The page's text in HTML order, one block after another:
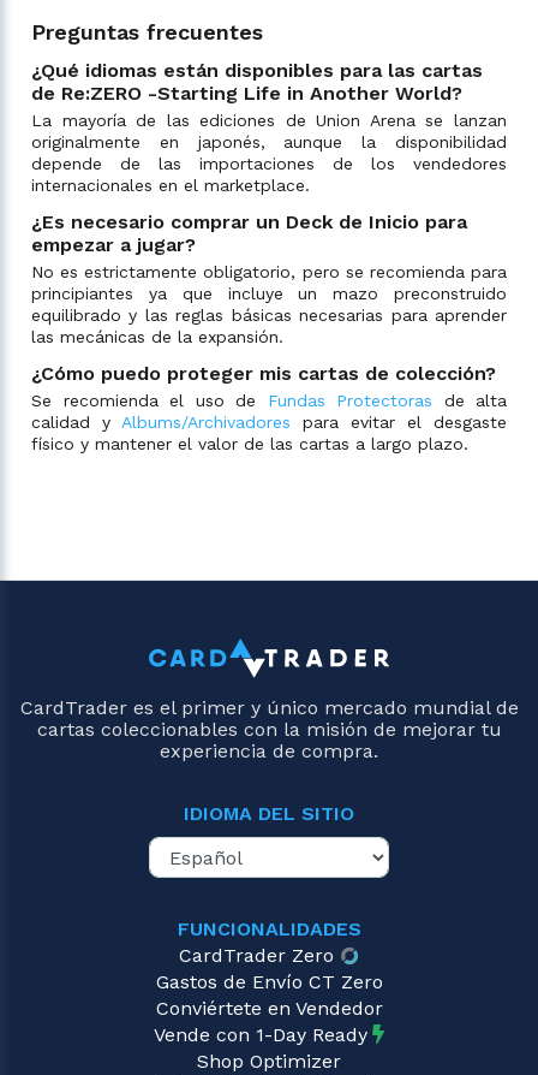
Preguntas frecuentes
¿Qué idiomas están disponibles para las cartas
de Re:ZERO -Starting Life in Another World?
La mayoría de las ediciones de Union Arena se lanzan
originalmente en japonés, aunque la disponibilidad
depende de las importaciones de los vendedores
internacionales en el marketplace.
¿Es necesario comprar un Deck de Inicio para
empezar a jugar?
No es estrictamente obligatorio, pero se recomienda para
principiantes ya que incluye un mazo preconstruido
equilibrado y las reglas básicas necesarias para aprender
las mecánicas de la expansión.
¿Cómo puedo proteger mis cartas de colección?
Se recomienda el uso de Fundas Protectoras de alta
calidad y Albums/Archivadores para evitar el desgaste
físico y mantener el valor de las cartas a largo plazo.
CardTrader es el primer y único mercado mundial de
cartas coleccionables con la misión de mejorar tu
experiencia de compra.
IDIOMA DEL SITIO
FUNCIONALIDADES
CardTrader Zero
Gastos de Envío CT Zero
Conviértete en Vendedor
Vende con 1-Day Ready
Shop Optimizer